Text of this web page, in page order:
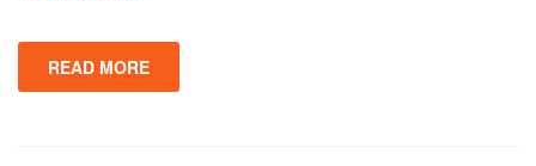
READ MORE